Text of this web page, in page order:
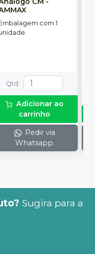
com 1
Qtd :
Adicionar ao
carrinho
Pedir via
Whatsapp
Sugira para a